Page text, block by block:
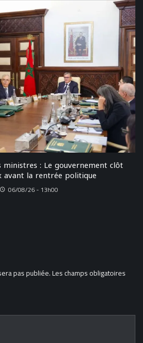
ministres : Le gouvernement clôt
avant la rentrée politique
06/08/26 - 13h00
pas publiée.Les champs obligatoires